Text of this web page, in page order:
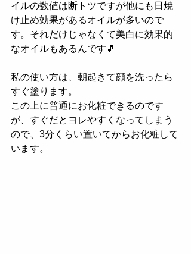
イルの数値は断トツですが他にも日焼
け止め効果があるオイルが多いので
す。それだけじゃなくて美白に効果的
なオイルもあるんです🎵
私の使い方は、朝起きて顔を洗ったら
すぐ塗ります。
この上に普通にお化粧できるのです
が、すぐだとヨレやすくなってしまう
ので、3分くらい置いてからお化粧して
います。